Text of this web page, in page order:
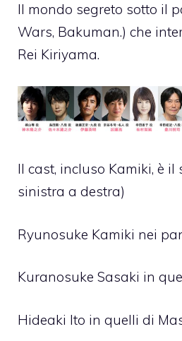
Il mondo segreto sotto il
Wars, Bakuman.) che
Rei Kiriyama.
Il cast, incluso Kamiki, è il
sinistra a destra)
Ryunosuke Kamiki nei
Kuranosuke Sasaki in
Hideaki Ito in quelli di